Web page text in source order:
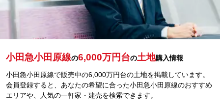
小田急小田原線の6,000万円台の土地購入情報
小田急小田原線で販売中の6,000万円台の土地を掲載しています。
会員登録すると、あなたの希望に合った小田急小田原線のおすすめ
エリアや、人気の一軒家・建売を検索できます。